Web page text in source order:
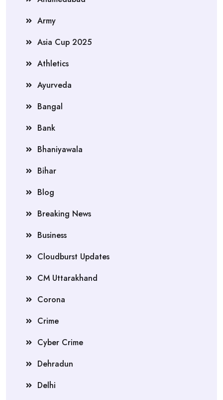
Army
Asia Cup 2025
Athletics
Ayurveda
Bangal
Bank
Bhaniyawala
Bihar
Blog
Breaking News
Business
Cloudburst Updates
CM Uttarakhand
Corona
Crime
Cyber Crime
Dehradun
Delhi